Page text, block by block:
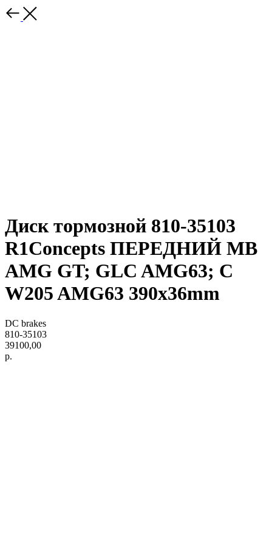
Диск тормозной 810-35103
R1Concepts ПЕРЕДНИЙ MB
AMG GT; GLC AMG63; C
W205 AMG63 390х36mm
DC brakes
810-35103
39100,00
р.